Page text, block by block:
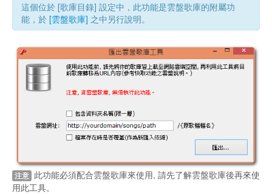
這個位於 [歌庫目錄] 設定中，此功能是雲盤歌庫的附屬功
能，於 [雲盤歌庫] 之中另行說明。
注意 此功能必須配合雲盤歌庫來使用, 請先了解雲盤歌庫後再來使
用此工具。